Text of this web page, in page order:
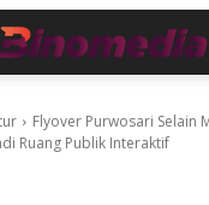
Flyover Purwosari Selain
Ruang Publik Interaktif